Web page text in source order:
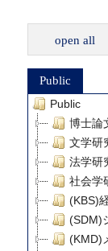
open all
Public
Public
博士論
文学研
法学研
社会学
(KBS)
(SDM)
(KMD)